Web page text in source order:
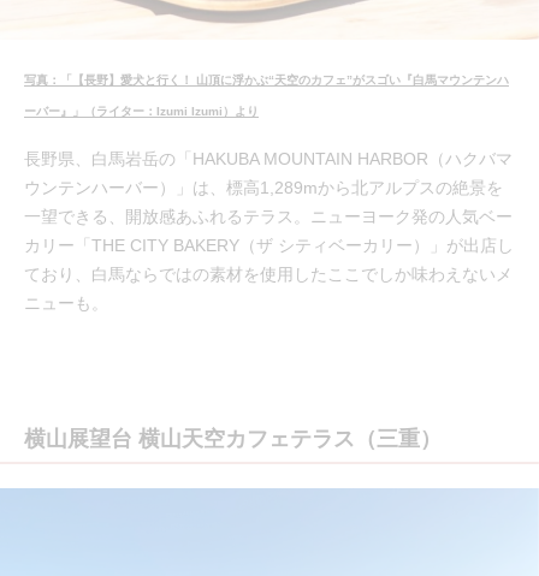
写真：「【長野】愛犬と行く！ 山頂に浮かぶ“天空のカフェ”がスゴい『白馬マウンテンハ
ーバー』」（ライター：Izumi Izumi）より
長野県、白馬岩岳の「HAKUBA MOUNTAIN HARBOR（ハクバマ
ウンテンハーバー）」は、標高1,289mから北アルプスの絶景を
一望できる、開放感あふれるテラス。ニューヨーク発の人気ベー
カリー「THE CITY BAKERY（ザ シティベーカリー）」が出店し
ており、白馬ならではの素材を使用したここでしか味わえないメ
ニューも。
横山展望台 横山天空カフェテラス（三重）